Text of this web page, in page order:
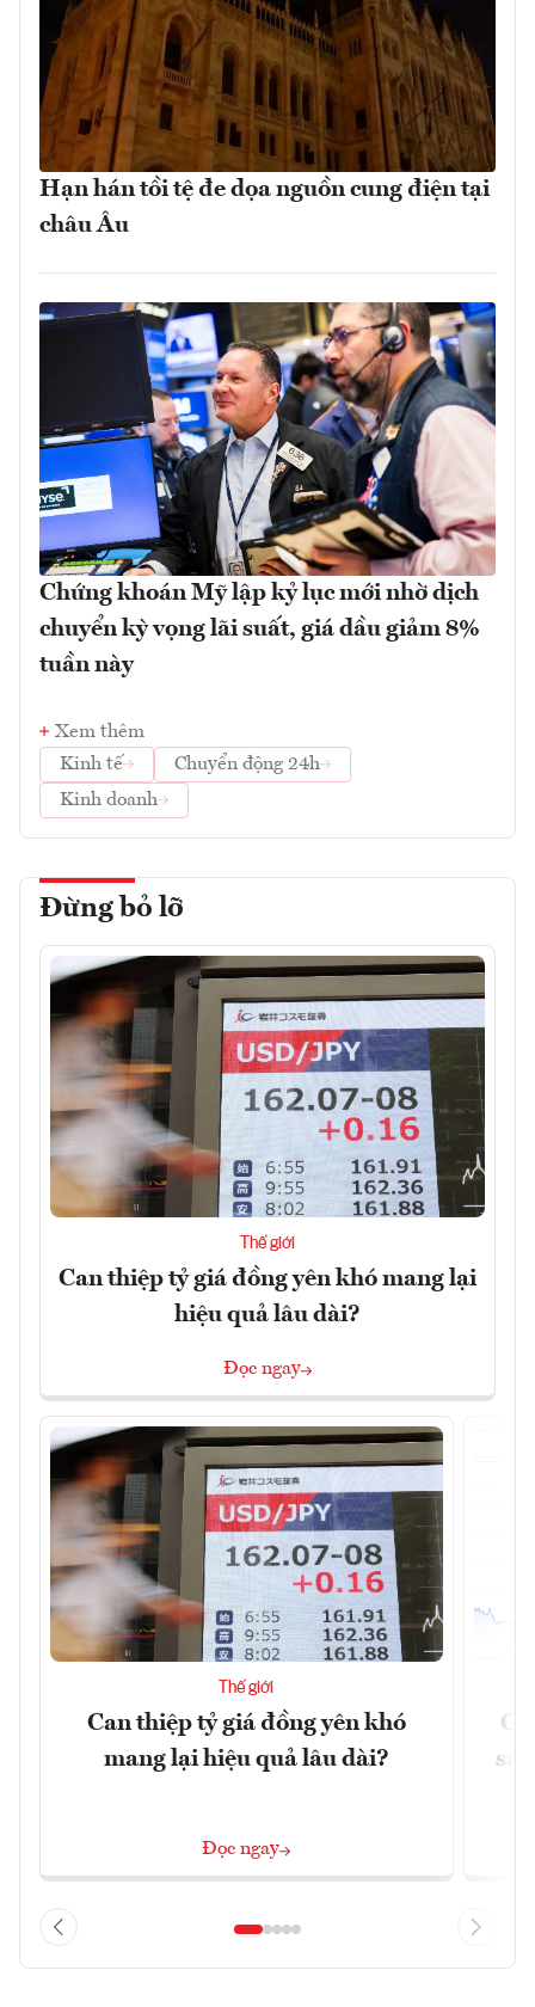
Hạn hán tồi tệ đe dọa nguồn cung điện tại
châu Âu
Chứng khoán Mỹ lập kỷ lục mới nhờ dịch
chuyển kỳ vọng lãi suất, giá dầu giảm 8%
tuần này
Xem thêm
Kinh tế
Chuyển động 24h
Kinh doanh
Đừng bỏ lỡ
Thế giới
Can thiệp tỷ giá đồng yên khó mang lại
hiệu quả lâu dài?
Đọc ngay
Thế giới
Can thiệp tỷ giá đồng yên khó
mang lại hiệu quả lâu dài?
Đọc ngay